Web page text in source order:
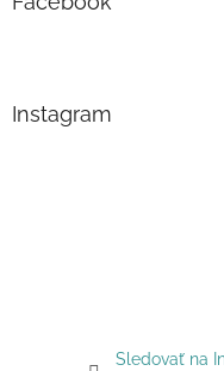
Instagram
Sledovať na